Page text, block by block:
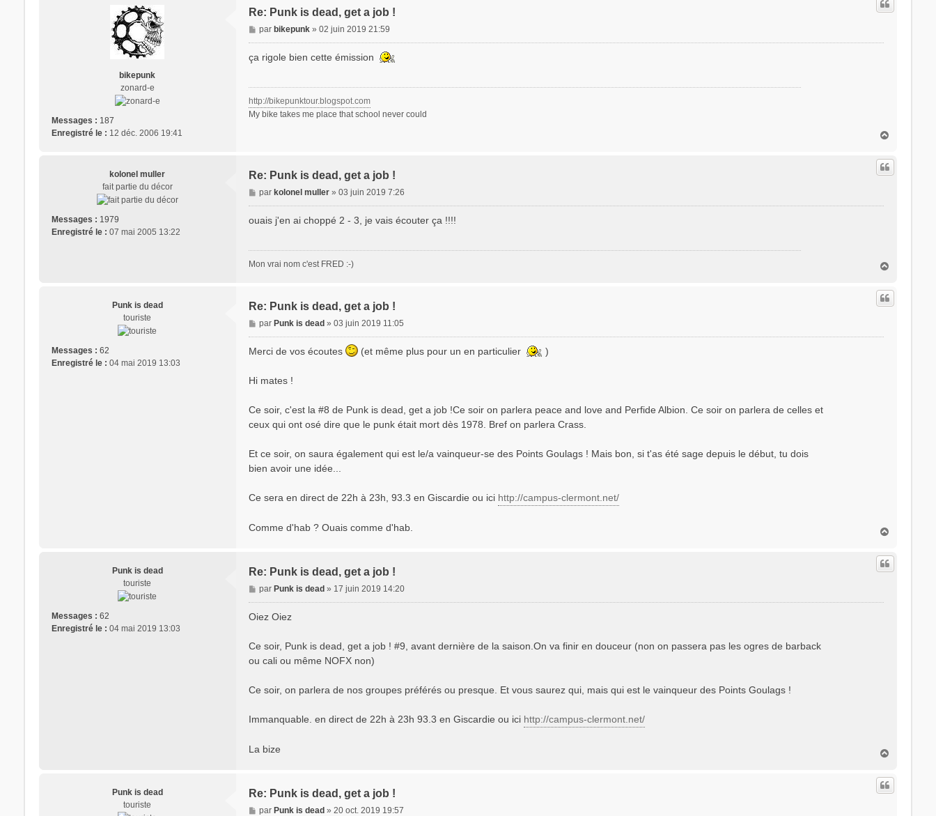
bikepunk
zonard-e
Messages : 187
Enregistré le : 12 déc. 2006 19:41
Re: Punk is dead, get a job !
M
e
g
e
parbikepunk »02 juin 2019 21:59
ça rigole bien cette émission
http://bikepunktour.blogspot.com
My bike takes me place that school never could
u
kolonel muller
fait partie du décor
Messages : 1979
Enregistré le : 07 mai 2005 13:22
Re: Punk is dead, get a job !
M
e
g
e
parkolonel muller »03 juin 2019 7:26
ouais j'en ai choppé 2 - 3, je vais écouter ça !!!!
Mon vrai nom c'est FRED :-)
u
Punk is dead
touriste
Messages : 62
Enregistré le : 04 mai 2019 13:03
Re: Punk is dead, get a job !
M
e
g
parPunk is dead »03 juin 2019 11:05
Merci de vos écoutes (et même plus pour un en particulier )
Hi mates !
Ce soir, c'est la #8 de Punk is dead, get a job !Ce soir on parlera peace and love and Perfide Albion. Ce soir on parlera de celles et
ceux qui ont osé dire que le punk était mort dès 1978. Bref on parlera Crass.
Et ce soir, on saura également qui est le/a vainqueur-se des Points Goulags ! Mais bon, si t'as été sage depuis le début, tu dois
bien avoir une idée...
Ce sera en direct de 22h à 23h, 93.3 en Giscardie ou ici http://campus-clermont.net/
Comme d'hab ? Ouais comme d'hab.
u
Punk is dead
touriste
Messages : 62
Enregistré le : 04 mai 2019 13:03
Re: Punk is dead, get a job !
M
e
s
g
e
parPunk is dead » 17 juin 2019 14:20
Oiez Oiez
Ce soir, Punk is dead, get a job ! #9, avant dernière de la saison.On va finir en douceur (non on passera pas les ogres de barback
ou cali ou même NOFX non)
Ce soir, on parlera de nos groupes préférés ou presque. Et vous saurez qui, mais qui est le vainqueur des Points Goulags !
Immanquable. en direct de 22h à 23h 93.3 en Giscardie ou ici http://campus-clermont.net/
La bize
u
Punk is dead
touriste
Re: Punk is dead, get a job !
M
parPunk is dead »20 oct. 2019 19:57